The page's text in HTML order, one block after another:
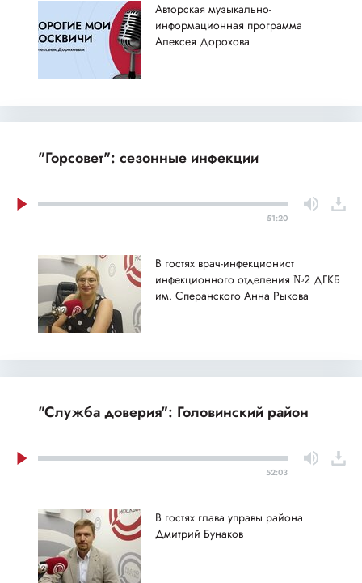
Авторская музыкально-
информационная программа
Алексея Дорохова
"Горсовет": сезонные инфекции
51:20
В гостях врач-инфекционист
инфекционного отделения №2 ДГКБ
им. Сперанского Анна Рыкова
"Служба доверия": Головинский район
52:03
В гостях глава управы района
Дмитрий Бунаков